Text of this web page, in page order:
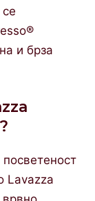
и брза
Lavazza